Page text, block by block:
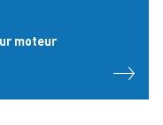
moteur